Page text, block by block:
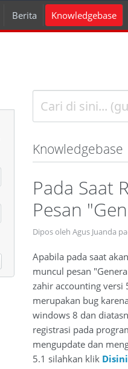
Berita Knowledgebase
Knowledgebase
Pada Saat
Pesan
Dipos oleh Agus Juanda
Apabila pada saat
muncul pesan
zahir accounting versi
merupakan bug
windows 8 dan
registrasi pada
mengupdate dan
5.1 silahkan klik Disini